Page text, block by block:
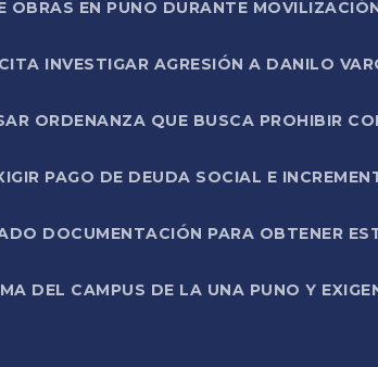
EN PUNO DURANTE
INVESTIGAR AGRESIÓN A DANILO
ORDENANZA QUE BUSCA PROHIBIR
PAGO DE DEUDA SOCIAL E
DOCUMENTACIÓN PARA OBTENER
DEL CAMPUS DE LA UNA PUNO Y